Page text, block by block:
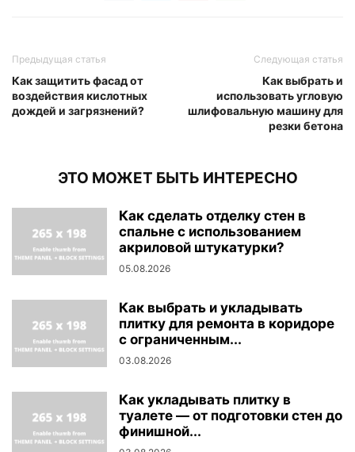
Предыдущая статья
Как защитить фасад от
воздействия кислотных
дождей и загрязнений?
Следующая статья
Как выбрать и
использовать угловую
шлифовальную машину для
резки бетона
ЭТО МОЖЕТ БЫТЬ ИНТЕРЕСНО
Как сделать отделку стен в
спальне с использованием
акриловой штукатурки?
05.08.2026
Как выбрать и укладывать
плитку для ремонта в коридоре
с ограниченным...
03.08.2026
Как укладывать плитку в
туалете — от подготовки стен до
финишной...